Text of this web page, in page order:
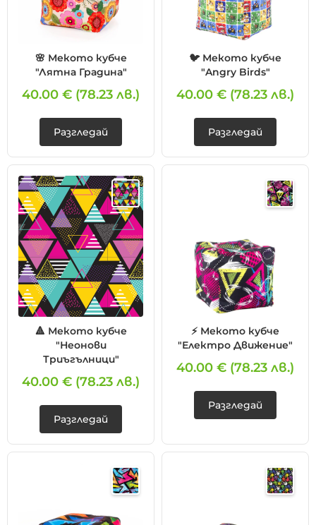
🌸 Мекото кубче
"Лятна Градина"
40.00 € (78.23 лв.)
Разгледай
🐦 Мекото кубче
"Angry Birds"
40.00 € (78.23 лв.)
Разгледай
🔺 Мекото кубче
"Неонови
Триъгълници"
40.00 € (78.23 лв.)
Разгледай
⚡ Мекото кубче
"Електро Движение"
40.00 € (78.23 лв.)
Разгледай
❌ Няма да получиш специални отстъпки
❌ Сайтът няма да помни избора ти